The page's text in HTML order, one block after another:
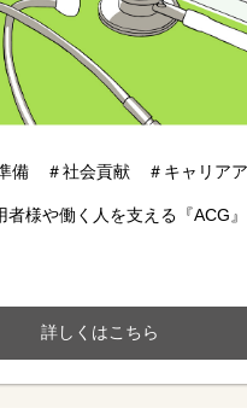
備 ＃社会貢献 ＃キャリア
者様や働く人を支える『ACG』
ります。
は鹿児島・福岡を中心に医療
システムアプリ開発などIT事
ルを当社で発揮して頂ける方
詳しくはこちら